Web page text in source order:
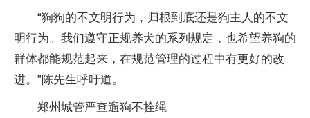
“狗狗的不文明行为，归根到底还是狗主人的不文
明行为。我们遵守正规养犬的系列规定，也希望养狗的
群体都能规范起来，在规范管理的过程中有更好的改
进。”陈先生呼吁道。
郑州城管严查遛狗不拴绳